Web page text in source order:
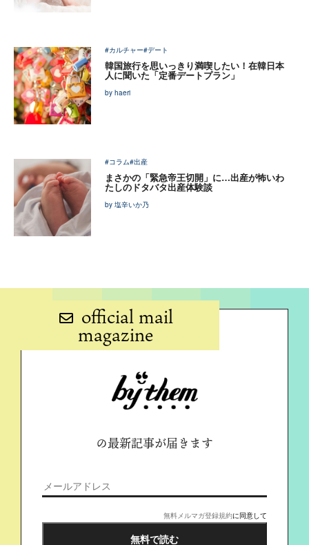
#カルチャー#デート
韓国旅行を思いっきり満喫したい！在韓日本
人に聞いた「定番デートプラン」
by haeri
#コラム#出産
まさかの「緊急帝王切開」に…出産が怖いわ
たしのドタバタ出産体験談
by 塩辛いか乃
official mail
magazine
の最新記事が届きます
無料メルマガ登録規約に同意して